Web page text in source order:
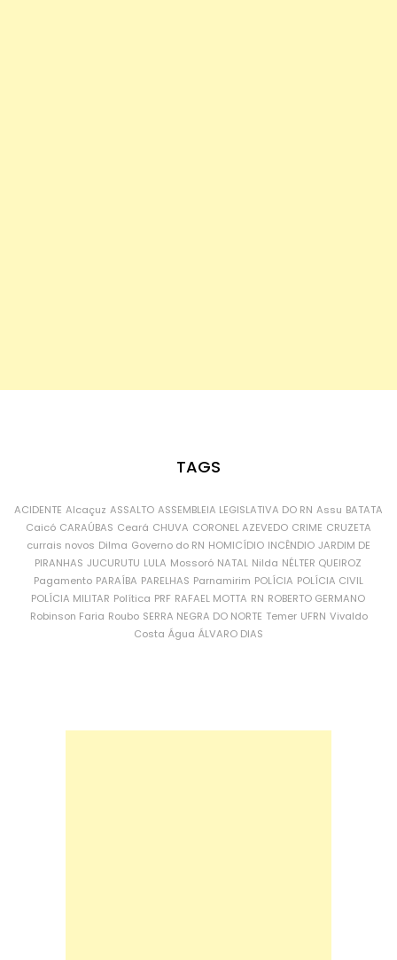
TAGS
ACIDENTE Alcaçuz ASSALTO ASSEMBLEIA LEGISLATIVA DO RN Assu BATATA
Caicó CARAÚBAS Ceará CHUVA CORONEL AZEVEDO CRIME CRUZETA
currais novos Dilma Governo do RN HOMICÍDIO INCÊNDIO JARDIM DE
PIRANHAS JUCURUTU LULA Mossoró NATAL Nilda NÉLTER QUEIROZ
Pagamento PARAÍBA PARELHAS Parnamirim POLÍCIA POLÍCIA CIVIL
POLÍCIA MILITAR Política PRF RAFAEL MOTTA RN ROBERTO GERMANO
Robinson Faria Roubo SERRA NEGRA DO NORTE Temer UFRN Vivaldo
Costa Água ÁLVARO DIAS